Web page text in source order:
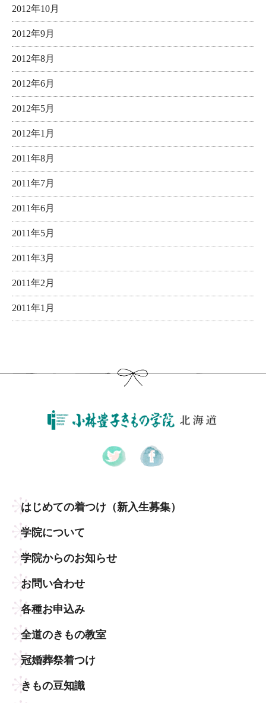
2012年10月
2012年9月
2012年8月
2012年6月
2012年5月
2012年1月
2011年8月
2011年7月
2011年6月
2011年5月
2011年3月
2011年2月
2011年1月
はじめての着つけ （新入生募集）
学院について
学院からのお知らせ
お問い合わせ
各種お申込み
全道のきもの教室
冠婚葬祭着つけ
きもの豆知識